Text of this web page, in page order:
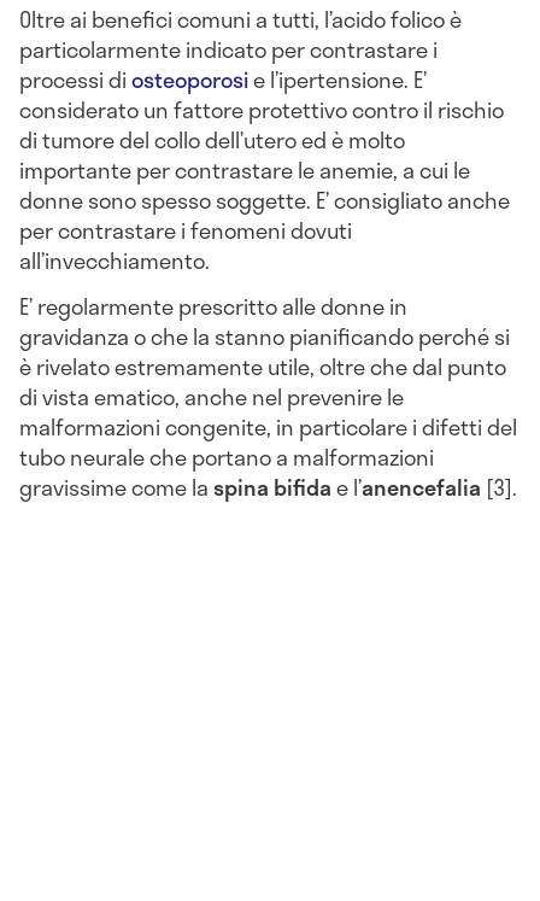
Oltre ai benefici comuni a tutti, l’acido folico è
particolarmente indicato per contrastare i
processi diosteoporosie l’ipertensione. E’
considerato un fattore protettivo contro il rischio
di tumore del collo dell’utero ed è molto
importante per contrastare le anemie, a cui le
donne sono spesso soggette. E’ consigliato anche
per contrastare i fenomeni dovuti
all’invecchiamento.
E’ regolarmente prescritto alle donne in
gravidanza o che la stanno pianificando perché si
è rivelato estremamente utile, oltre che dal punto
di vista ematico, anche nel prevenire le
malformazioni congenite, in particolare i difetti del
tubo neurale che portano a malformazioni
gravissime come laspina bifidae l’anencefalia [3].